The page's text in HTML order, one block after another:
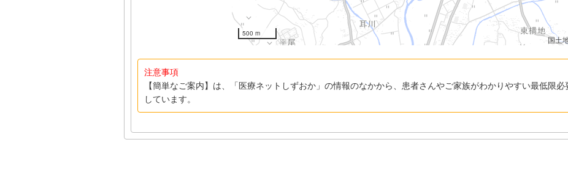
500 m
国土
注意事項
【簡単なご案内】は、「医療ネットしずおか」の情報のなかから、患者さんやご家族がわかりやすい最低限
しています。